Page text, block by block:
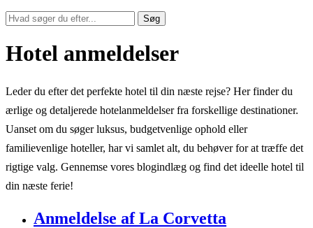
Søg
Hotel anmeldelser
Leder du efter det perfekte hotel til din næste rejse? Her finder du
ærlige og detaljerede hotelanmeldelser fra forskellige destinationer.
Uanset om du søger luksus, budgetvenlige ophold eller
familievenlige hoteller, har vi samlet alt, du behøver for at træffe det
rigtige valg. Gennemse vores blogindlæg og find det ideelle hotel til
din næste ferie!
Anmeldelse af La Corvetta